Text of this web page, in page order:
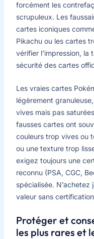
forcément les
scrupuleux. Les
cartes iconiques
Pikachu ou les cartes
vérifier l’impression,
sécurité des cartes
Les vraies cartes
légèrement
vives mais pas
fausses cartes ont
couleurs trop vives ou
ou une texture trop
exigez toujours une
reconnu (PSA, CGC,
spécialisée.
valeur sans
Protéger et
les plus rares et